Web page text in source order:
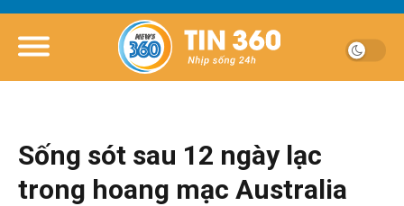
Sống sót sau 12 ngày lạc
trong hoang mạc Australia